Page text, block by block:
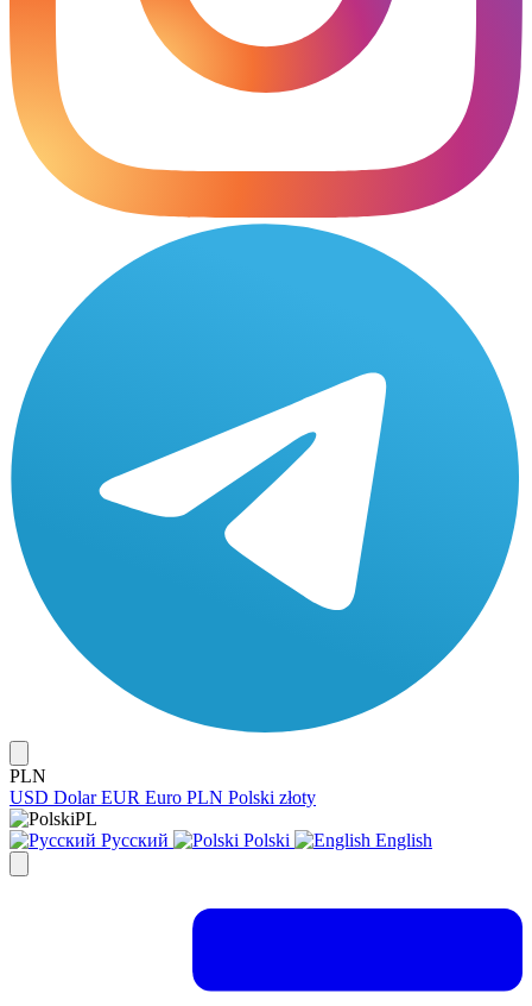
PLN
USD Dolar EUR Euro PLN Polski złoty
PL
Русский
Polski English